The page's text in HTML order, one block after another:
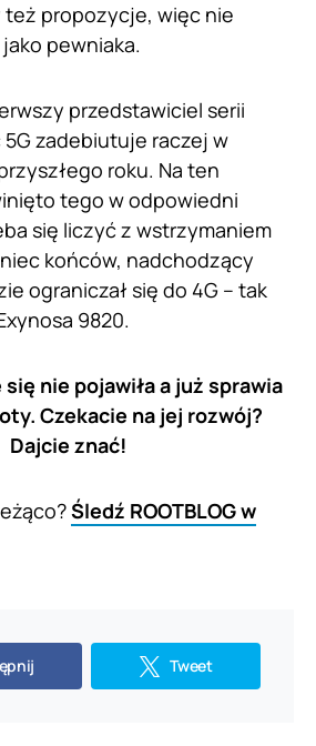
też propozycje, więc nie
pewniaka.
przedstawiciel serii
zadebiutuje raczej w
roku. Na ten
tego w odpowiedni
się liczyć z wstrzymaniem
końców, nadchodzący
ograniczał się do 4G – tak
9820.
nie pojawiła a już sprawia
Czekacie na jej rozwój?
Dajcie znać!
Śledź ROOTBLOG w
Tweet